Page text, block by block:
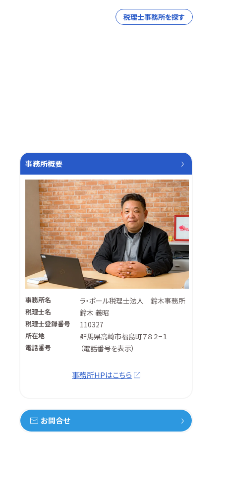
税理士事務所を探す
事務所概要
事務所名 ラ・ポール税理士法人 鈴木事務所
税理士名 鈴木 義昭
税理士登録番号 110327
所在地 群馬県高崎市福島町７８２−１
電話番号 （電話番号を表示）
事務所HPはこちら
お問合せ